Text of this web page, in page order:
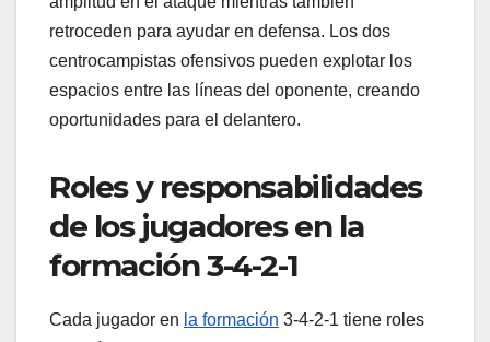
retroceden para ayudar en defensa. Los dos
centrocampistas ofensivos pueden explotar los
espacios entre las líneas del oponente, creando
oportunidades para el delantero.
Roles y responsabilidades
de los jugadores en la
formación 3-4-2-1
Cada jugador en la formación 3-4-2-1 tiene roles